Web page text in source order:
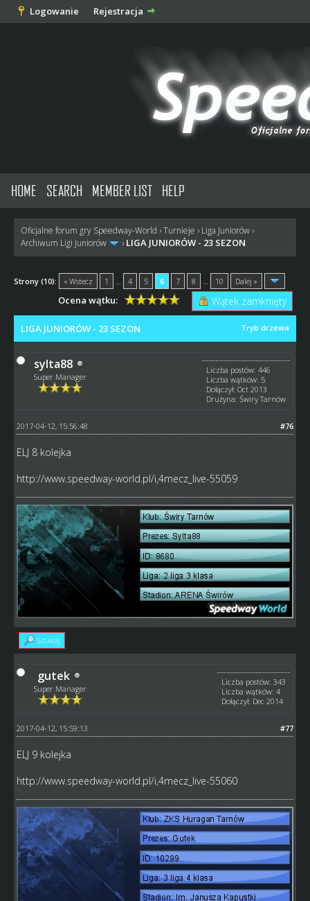
Logowanie Rejestracja
HOME SEARCH MEMBER LIST HELP
Oficjalne forum gry Speedway-World ›Turnieje › Liga Juniorów›
Archiwum Ligi Juniorów
› LIGA JUNIORÓW - 23 SEZON
Strony (10): « Wstecz 1 4 5 6 7 8 10 Dalej »
Wątek zamknięty
Ocena wątku:
Tryb drzewa
LIGA JUNIORÓW - 23 SEZON
sylta88
Super Manager
Liczba postów: 446
Liczba wątków: 5
Dołączył: Oct 2013
Drużyna: Świry Tarnów
#76
2017-04-12, 15:56:48
ELJ 8 kolejka
http://www.speedway-world.pl/i,4mecz_live-55059
Szukaj
gutek
Super Manager
Liczba postów: 343
Liczba wątków: 4
Dołączył: Dec 2014
#77
2017-04-12, 15:59:13
ELJ 9 kolejka
http://www.speedway-world.pl/i,4mecz_live-55060